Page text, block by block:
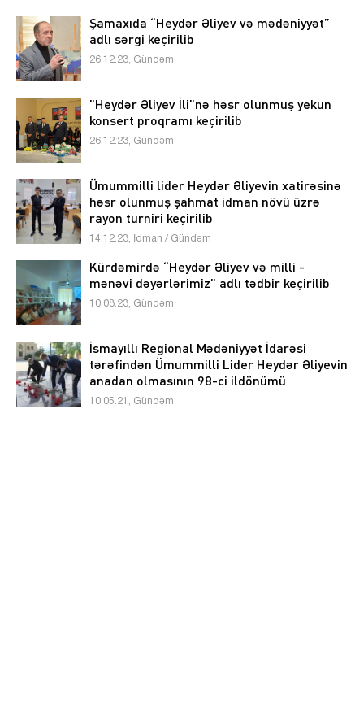
Şamaxıda “Heydər Əliyev və mədəniyyət”
adlı sərgi keçirilib
26.12.23, Gündəm
"Heydər Əliyev İli"nə həsr olunmuş yekun
konsert proqramı keçirilib
26.12.23, Gündəm
Ümummilli lider Heydər Əliyevin xatirəsinə
həsr olunmuş şahmat idman növü üzrə
rayon turniri keçirilib
14.12.23, İdman / Gündəm
Kürdəmirdə “Heydər Əliyev və milli -
mənəvi dəyərlərimiz” adlı tədbir keçirilib
10.08.23, Gündəm
İsmayıllı Regional Mədəniyyət İdarəsi
tərəfindən Ümummilli Lider Heydər Əliyevin
anadan olmasının 98-ci ildönümü
münasibətilə ”Əbədiyaşar Lider” adlı tədbir
10.05.21, Gündəm